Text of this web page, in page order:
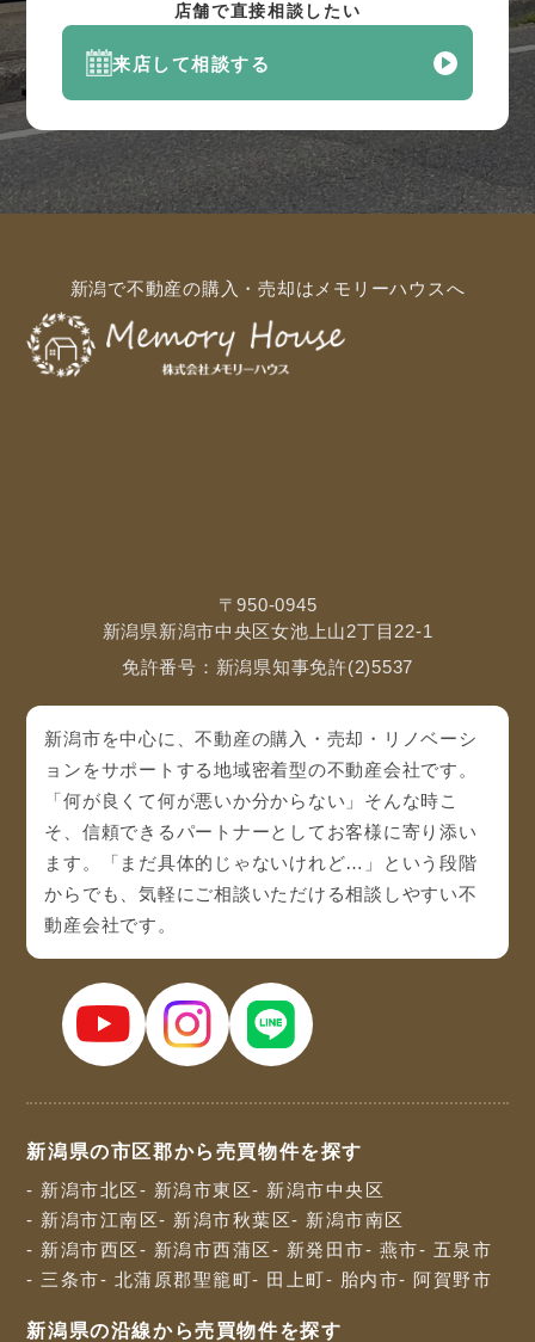
店舗で直接相談したい
来店して相談する
新潟で不動産の購入・売却はメモリーハウスへ
〒950-0945
新潟県新潟市中央区女池上山2丁目22-1
免許番号：新潟県知事免許(2)5537
新潟市を中心に、不動産の購入・売却・リノベーシ
ョンをサポートする地域密着型の不動産会社です。
「何が良くて何が悪いか分からない」そんな時こ
そ、信頼できるパートナーとしてお客様に寄り添い
ます。「まだ具体的じゃないけれど…」という段階
からでも、気軽にご相談いただける相談しやすい不
動産会社です。
新潟県の市区郡から売買物件を探す
- 新潟市北区 - 新潟市東区- 新潟市中央区
- 新潟市江南区- 新潟市秋葉区- 新潟市南区
- 新潟市西区 - 新潟市西蒲区 - 新発田市- 燕市- 五泉市
- 三条市- 北蒲原郡聖籠町- 田上町- 胎内市- 阿賀野市
新潟県の沿線から売買物件を探す